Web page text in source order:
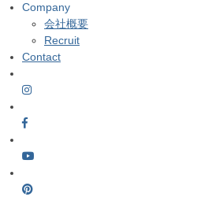
Company
会社概要
Recruit
Contact